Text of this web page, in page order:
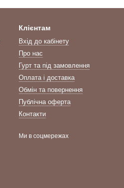
Клієнтам
Вхід до кабінету
Про нас
Гурт та під замовлення
Оплата і доставка
Обмін та повернення
Публічна оферта
Контакти
Ми в соцмережах